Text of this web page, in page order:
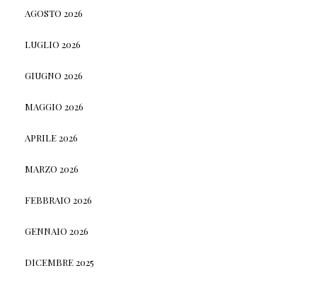
AGOSTO 2026
LUGLIO 2026
GIUGNO 2026
MAGGIO 2026
APRILE 2026
MARZO 2026
FEBBRAIO 2026
GENNAIO 2026
DICEMBRE 2025